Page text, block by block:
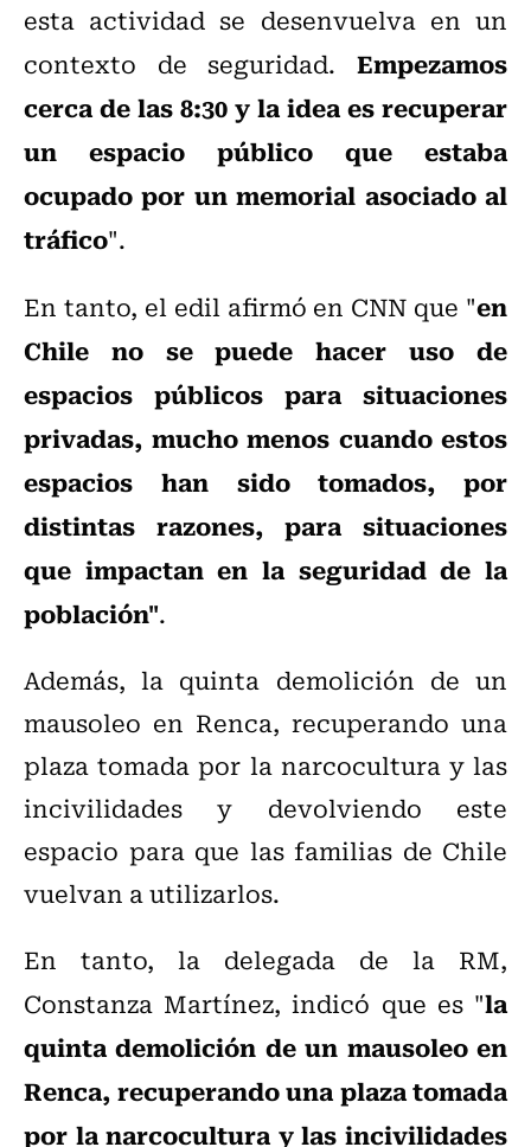
esta actividad se desenvuelva en un
contexto de seguridad. Empezamos
cerca de las 8:30 y la idea es recuperar
un espacio público que estaba
ocupado por un memorial asociado al
tráfico".
En tanto, el edil afirmó en CNN que "en
Chile no se puede hacer uso de
espacios públicos para situaciones
privadas, mucho menos cuando estos
espacios han sido tomados, por
distintas razones, para situaciones
que impactan en la seguridad de la
población".
Además,la quinta demolición de un
mausoleo en Renca, recuperando una
plaza tomada por la narcocultura y las
incivilidades y devolviendo este
espacio para que las familias de Chile
vuelvan a utilizarlos.
En tanto, la delegada de la RM,
Constanza Martínez, indicó que es "la
quintademolición de un mausoleo en
Renca, recuperando una plaza tomada
por la narcocultura y las incivilidades